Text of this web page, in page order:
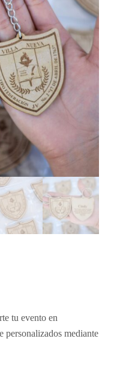
tu evento en
personalizados mediante